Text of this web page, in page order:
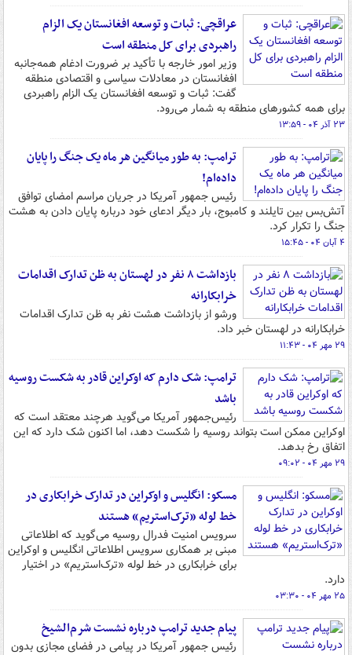
عراقچی: ثبات و توسعه افغانستان یک الزام
راهبردی برای کل منطقه است
وزیر امور خارجه با تأکید بر ضرورت ادغام همه‌جانبه
افغانستان در معادلات سیاسی و اقتصادی منطقه
گفت: ثبات و توسعه افغانستان یک الزام راهبردی
برای همه کشورهای منطقه به شمار می‌رود.
۲۳ آذر ۰۴ - ۱۳:۵۹
ترامپ: به طور میانگین هر ماه یک جنگ را پایان
داده‌ام!
رئیس‌ جمهور آمریکا در جریان مراسم امضای توافق
آتش‌بس بین تایلند و کامبوج، بار دیگر ادعای خود درباره پایان دادن به هشت
جنگ را تکرار کرد.
۴ آبان ۰۴ - ۱۵:۴۵
بازداشت ۸ نفر در لهستان به ظن تدارک اقدامات
خرابکارانه
ورشو از بازداشت هشت نفر به ظن تدارک اقدامات
خرابکارانه در لهستان خبر داد.
۲۹ مهر ۰۴ - ۱۱:۴۳
ترامپ: شک دارم که اوکراین قادر به شکست روسیه
باشد
رئیس‌جمهور آمریکا می‌گوید هرچند معتقد است که
اوکراین ممکن است بتواند روسیه را شکست دهد، اما اکنون شک دارد که این
اتفاق رخ بدهد.
۲۹ مهر ۰۴ - ۰۹:۰۲
مسکو: انگلیس و اوکراین در تدارک خرابکاری در
خط لوله «ترک‌استریم» هستند
سرویس امنیت فدرال روسیه می‌گوید که اطلاعاتی
مبنی بر همکاری سرویس اطلاعاتی انگلیس و اوکراین
برای خرابکاری در خط لوله «ترک‌استریم» در اختیار
دارد.
۲۵ مهر ۰۴ - ۰۳:۳۰
پیام جدید ترامپ درباره نشست شرم‌الشیخ
رئیس‌ جمهور آمریکا در پیامی در فضای مجازی بدون